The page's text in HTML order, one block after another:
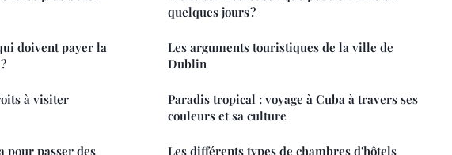
doivent payer la
à visiter
pour passer des
quelques jours ?
Les arguments touristiques de la ville de
Dublin
Paradis tropical : voyage à Cuba à travers ses
couleurs et sa culture
Les différents types de chambres d'hôtels